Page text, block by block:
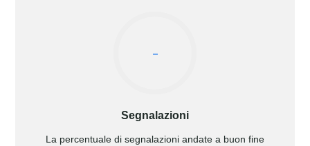
-
Segnalazioni
La percentuale di segnalazioni andate a buon fine